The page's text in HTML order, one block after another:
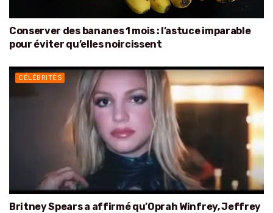
Conserver des bananes 1 mois : l’astuce imparable
pour éviter qu’elles noircissent
CÉLÉBRITÉS
Britney Spears a affirmé qu’Oprah Winfrey, Jeffrey